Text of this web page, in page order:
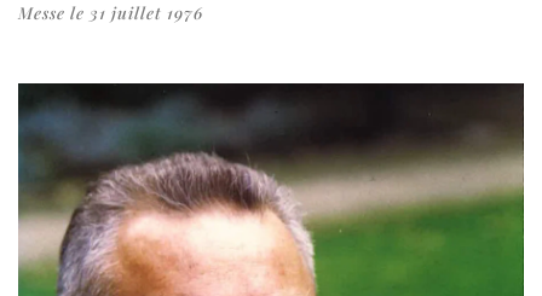
Messe le 31 juillet 1976